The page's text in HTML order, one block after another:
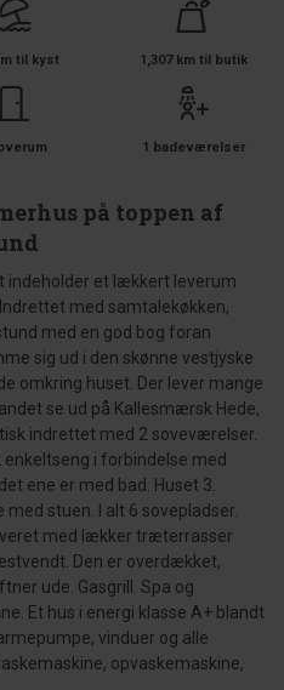
til kyst 1,307 km til butik
1 badeværelser
på toppen af
indeholder et lækkert leverum
med samtalekøkken,
med en god bog foran
sig ud i den skønne vestjyske
omkring huset. Der lever mange
se ud på Kallesmærsk Hede,
indrettet med 2 soveværelser.
i forbindelse med
ene er med bad. Huset 3.
stuen. I alt 6 sovepladser.
med lækker træterrasser
Den er overdækket,
ude. Gasgrill. Spa og
Et hus i energi klasse A+ blandt
vinduer og alle
opvaskemaskine,